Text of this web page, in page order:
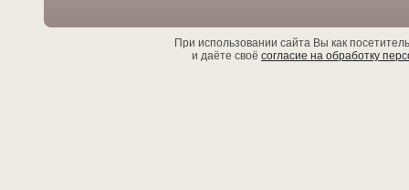
При использовании сайта Вы как
и даёте своё согласие на обработку